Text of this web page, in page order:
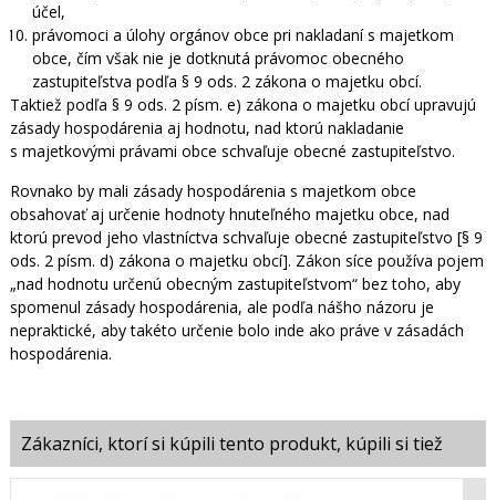
účel,
právomoci a úlohy orgánov obce pri nakladaní s majetkom
obce, čím však nie je dotknutá právomoc obecného
zastupiteľstva podľa § 9 ods. 2 zákona o majetku obcí.
Taktiež podľa § 9 ods. 2 písm. e) zákona o majetku obcí upravujú
zásady hospodárenia aj hodnotu, nad ktorú nakladanie
s majetkovými právami obce schvaľuje obecné zastupiteľstvo.
Rovnako by mali zásady hospodárenia s majetkom obce
obsahovať aj určenie hodnoty hnuteľného majetku obce, nad
ktorú prevod jeho vlastníctva schvaľuje obecné zastupiteľstvo [§ 9
ods. 2 písm. d) zákona o majetku obcí]. Zákon síce používa pojem
„nad hodnotu určenú obecným zastupiteľstvom“ bez toho, aby
spomenul zásady hospodárenia, ale podľa nášho názoru je
nepraktické, aby takéto určenie bolo inde ako práve v zásadách
hospodárenia.